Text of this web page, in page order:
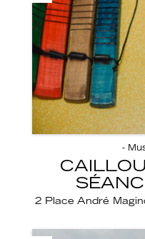
-
2 Place André